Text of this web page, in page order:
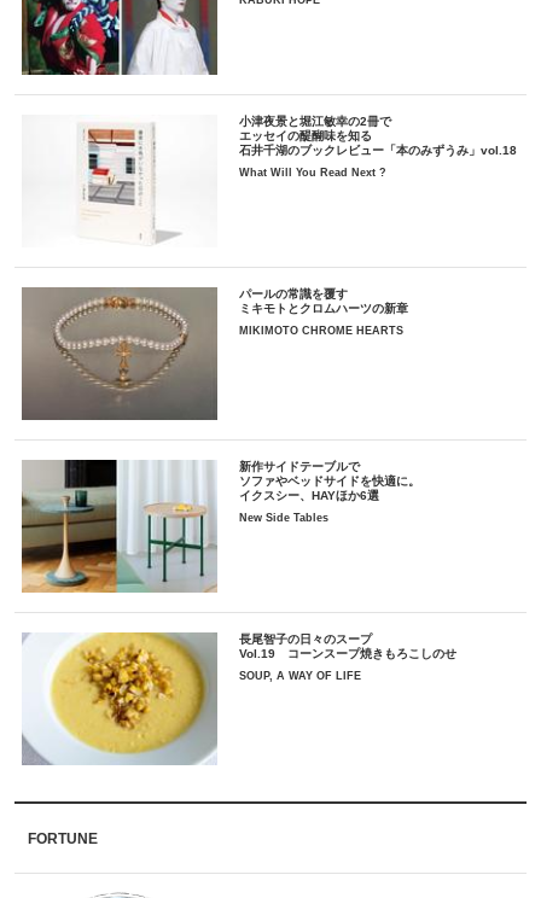
小津夜景と堀江敏幸の2冊で
エッセイの醍醐味を知る
石井千湖のブックレビュー「本のみずうみ」vol.18
What Will You Read Next ?
パールの常識を覆す
ミキモトとクロムハーツの新章
MIKIMOTO CHROME HEARTS
新作サイドテーブルで
ソファやベッドサイドを快適に。
イクスシー、HAYほか6選
New Side Tables
長尾智子の日々のスープ
Vol.19 コーンスープ焼きもろこしのせ
SOUP, A WAY OF LIFE
FORTUNE